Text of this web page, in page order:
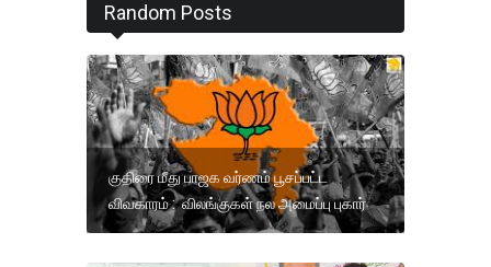
Random Posts
குதிரை மீது பாஜக வர்ணம் பூசப்பட்ட
விவகாரம் : விலங்குகள் நல அமைப்பு புகார்